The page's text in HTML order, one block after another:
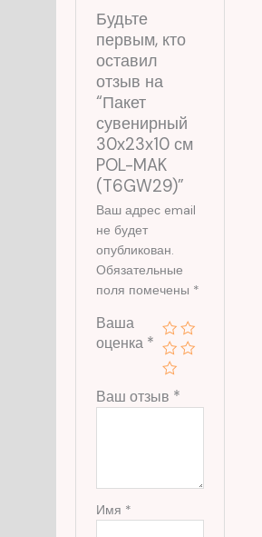
Будьте
первым, кто
оставил
отзыв на
“Пакет
сувенирный
30x23x10 см
POL-MAK
(T6GW29)”
Ваш адрес email
не будет
опубликован.
Обязательные
поля помечены *
Ваша
оценка *
Ваш отзыв *
Имя *